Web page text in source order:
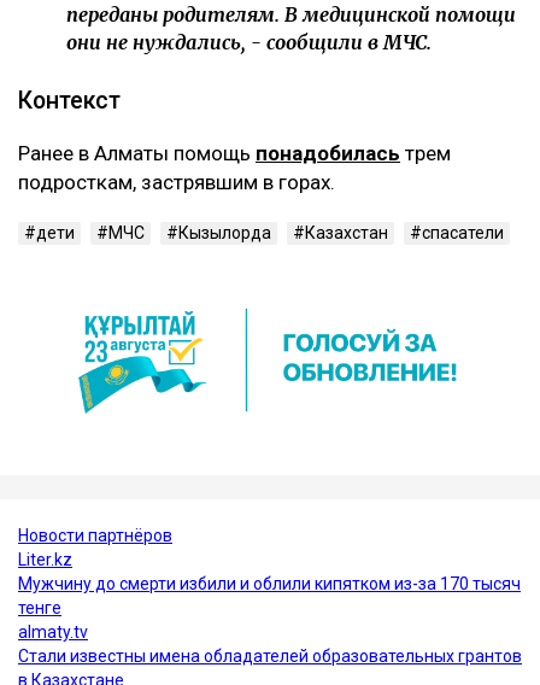
переданы родителям. В медицинской помощи
они не нуждались, - сообщили в МЧС.
‎Контекст
‎Ранее в Алматы помощь понадобилась трем
подросткам, застрявшим в горах.
дети МЧС Кызылорда Казахстан спасатели